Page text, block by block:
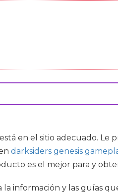
en el sitio adecuado. Le
darksiders genesis
es el mejor para y
información y las guías